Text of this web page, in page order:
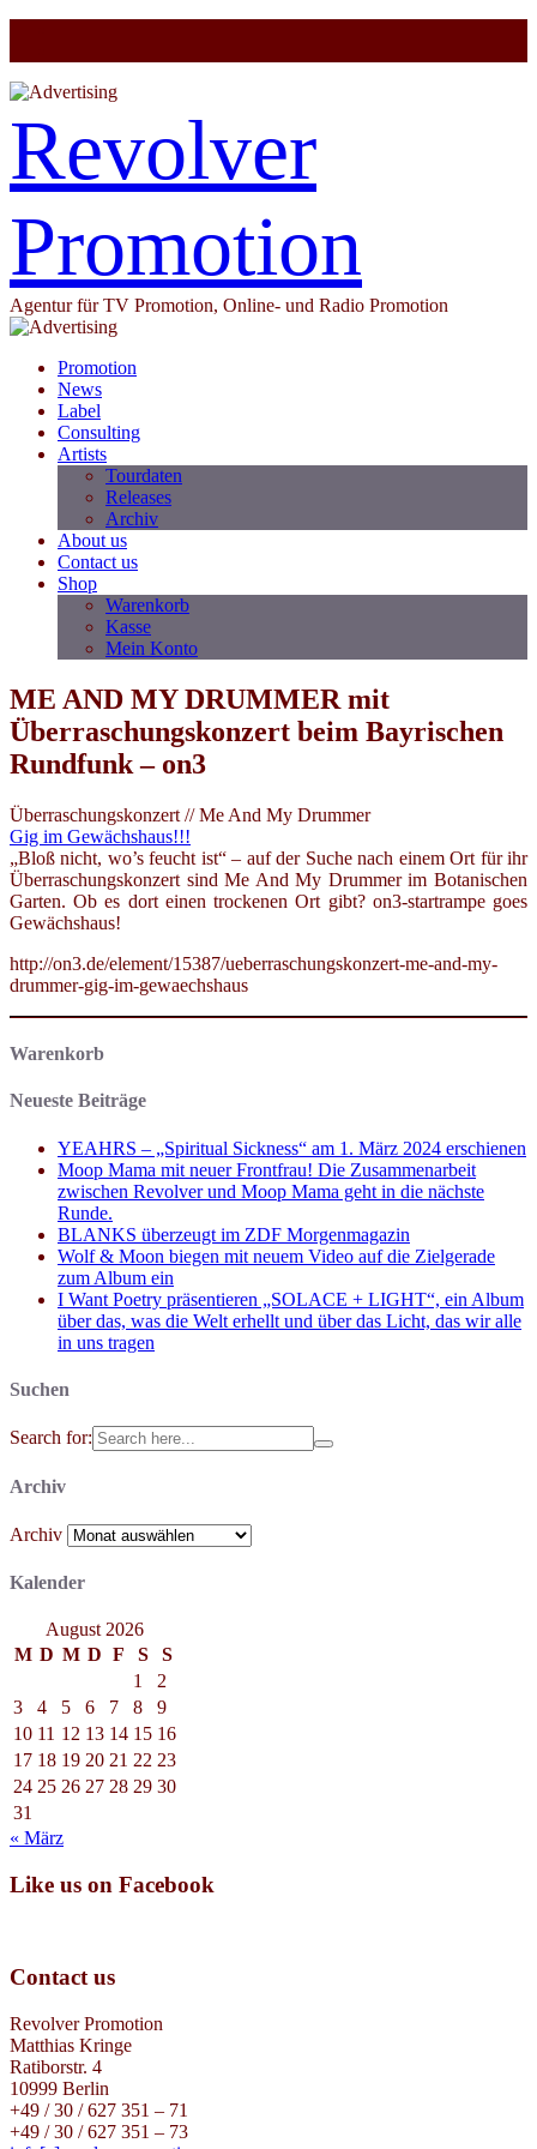
Revolver
Promotion
Agentur für TV Promotion, Online- und Radio Promotion
Promotion
News
Label
Consulting
Artists
Tourdaten
Releases
Archiv
About us
Contact us
Shop
Warenkorb
Kasse
Mein Konto
ME AND MY DRUMMER mit
Überraschungskonzert beim Bayrischen
Rundfunk – on3
Überraschungskonzert // Me And My Drummer
Gig im Gewächshaus!!!
„Bloß nicht, wo’s feucht ist“ – auf der Suche nach einem Ort für ihr
Überraschungskonzert sind Me And My Drummer im Botanischen
Garten. Ob es dort einen trockenen Ort gibt? on3-startrampe goes
Gewächshaus!
http://on3.de/element/15387/ueberraschungskonzert-me-and-my-
drummer-gig-im-gewaechshaus
Warenkorb
Neueste Beiträge
YEAHRS – „Spiritual Sickness“ am 1. März 2024 erschienen
Moop Mama mit neuer Frontfrau! Die Zusammenarbeit
zwischen Revolver und Moop Mama geht in die nächste
Runde.
BLANKS überzeugt im ZDF Morgenmagazin
Wolf & Moon biegen mit neuem Video auf die Zielgerade
zum Album ein
I Want Poetry präsentieren „SOLACE + LIGHT“, ein Album
über das, was die Welt erhellt und über das Licht, das wir alle
in uns tragen
Suchen
Search for:
Archiv
Archiv
Kalender
August 2026
M D M D F S
S
1
2
3
4 5 6 7 8
9
10 11 12 13 14 15 16
17 18 19 20 21 22 23
24 25 26 27 28 29 30
31
« März
Like us on Facebook
Contact us
Revolver Promotion
Matthias Kringe
Ratiborstr. 4
10999 Berlin
+49 / 30 / 627 351 – 71
+49 / 30 / 627 351 – 73